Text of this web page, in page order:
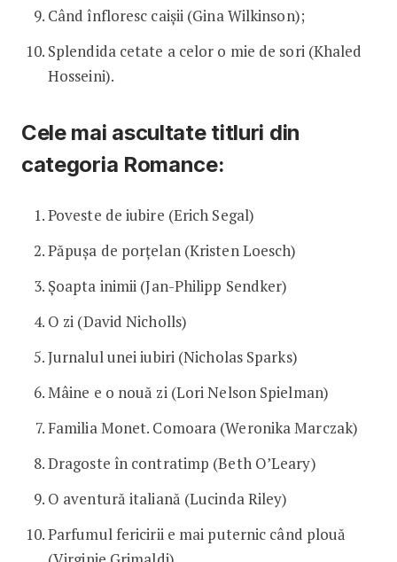
Când înfloresc caișii (Gina Wilkinson);
Splendida cetate a celor o mie de sori (Khaled
Hosseini).
Cele mai ascultate titluri din
categoria Romance:
Poveste de iubire (Erich Segal)
Păpușa de porțelan (Kristen Loesch)
Șoapta inimii (Jan-Philipp Sendker)
O zi (David Nicholls)
Jurnalul unei iubiri (Nicholas Sparks)
Mâine e o nouă zi (Lori Nelson Spielman)
Familia Monet. Comoara (Weronika Marczak)
Dragoste în contratimp (Beth O’Leary)
O aventură italiană (Lucinda Riley)
Parfumul fericirii e mai puternic când plouă